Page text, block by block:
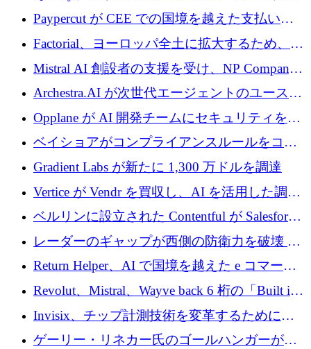
げる
商用化のためにシリーズ A で 1 億 1,500 万ユ
ーロを調達
Paypercut が CEE での国境を越えた支払いを
拡大するために 500 万ユーロを確保
Factorial、ヨーロッパ全土に拡大するため、25
億ドルの評価額で1億5,000万ドルのシリーズD
Mistral AI 創設者の支援を受け、NP Company
がエンジニアリング向け AI を推進するために
600 万ユーロのプレシードを確保
Archestra.AI が次世代エージェントのユースケ
ースを実現するために 1,000 万ドルを調達
Opplane が AI 開発チームにセキュリティをも
たらすために 450 万ユーロを調達
ベイショアがコンプライアンスルールをコー
ド化するために800万ドルを調達
Gradient Labs が新たに 1,300 万ドルを調達
Vertice が Vendr を買収し、AI を活用した調達
インテリジェンス プラットフォームを構築
ベルリンに設立された Contentful が Salesforce
に買収される
レーダーのギャップが西側の防衛力を破壊 —
そしてベルリンのチップスタートアップがそ
れを埋める
Return Helper、AI で国境を越えた e コマース
の返品を利益に変えるシリーズ A で 400 万ド
ルを調達
Revolut、Mistral、Wayve back 6 桁の「Built in
Europe」キャンペーン
Invisix、チップ計測技術を変革するために
2,000 万ユーロのシードラウンドを完了
ゲーリー・リネカー氏のゴールハンガーがVC